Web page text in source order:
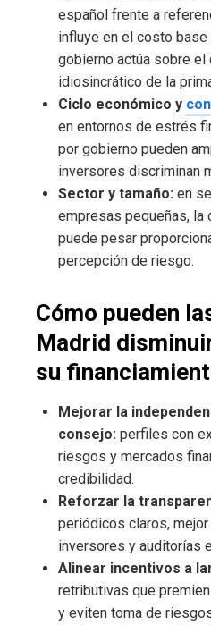
español frente a
influye en el costo base
gobierno actúa sobre el
idiosincrático de la
Ciclo económico y
en entornos de estrés
por gobierno pueden
inversores discriminan
Sector y tamaño: en
empresas pequeñas, la
puede pesar
percepción de riesgo.
Cómo pueden
Madrid
su
Mejorar la
consejo: perfiles con
riesgos y mercados
credibilidad.
Reforzar la
periódicos claros,
inversores y auditorías
Alinear incentivos a
retributivas que
y eviten toma de